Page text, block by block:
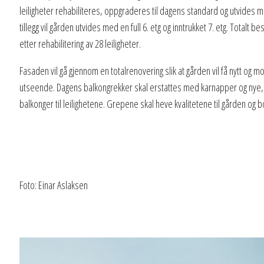
leiligheter rehabiliteres, oppgraderes til dagens standard og utvides
tillegg vil gården utvides med en full 6. etg og inntrukket 7. etg. Totalt
etter rehabilitering av 28 leiligheter.
Fasaden vil gå gjennom en totalrenovering slik at gården vil få nytt og
utseende. Dagens balkongrekker skal erstattes med karnapper og
balkonger til leilighetene. Grepene skal heve kvalitetene til gården og
Foto: Einar Aslaksen